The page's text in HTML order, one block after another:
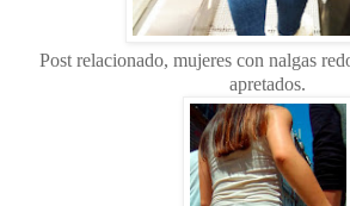
Post relacionado, mujeres con nalgas
apretados.